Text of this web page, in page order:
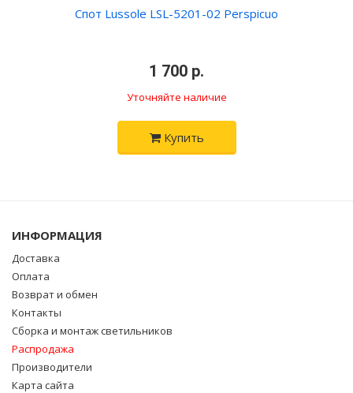
Спот Lussole LSL-5201-02 Perspicuo
1 700 р.
Уточняйте наличие
Купить
ИНФОРМАЦИЯ
Доставка
Оплата
Возврат и обмен
Контакты
Сборка и монтаж светильников
Распродажа
Производители
Карта сайта